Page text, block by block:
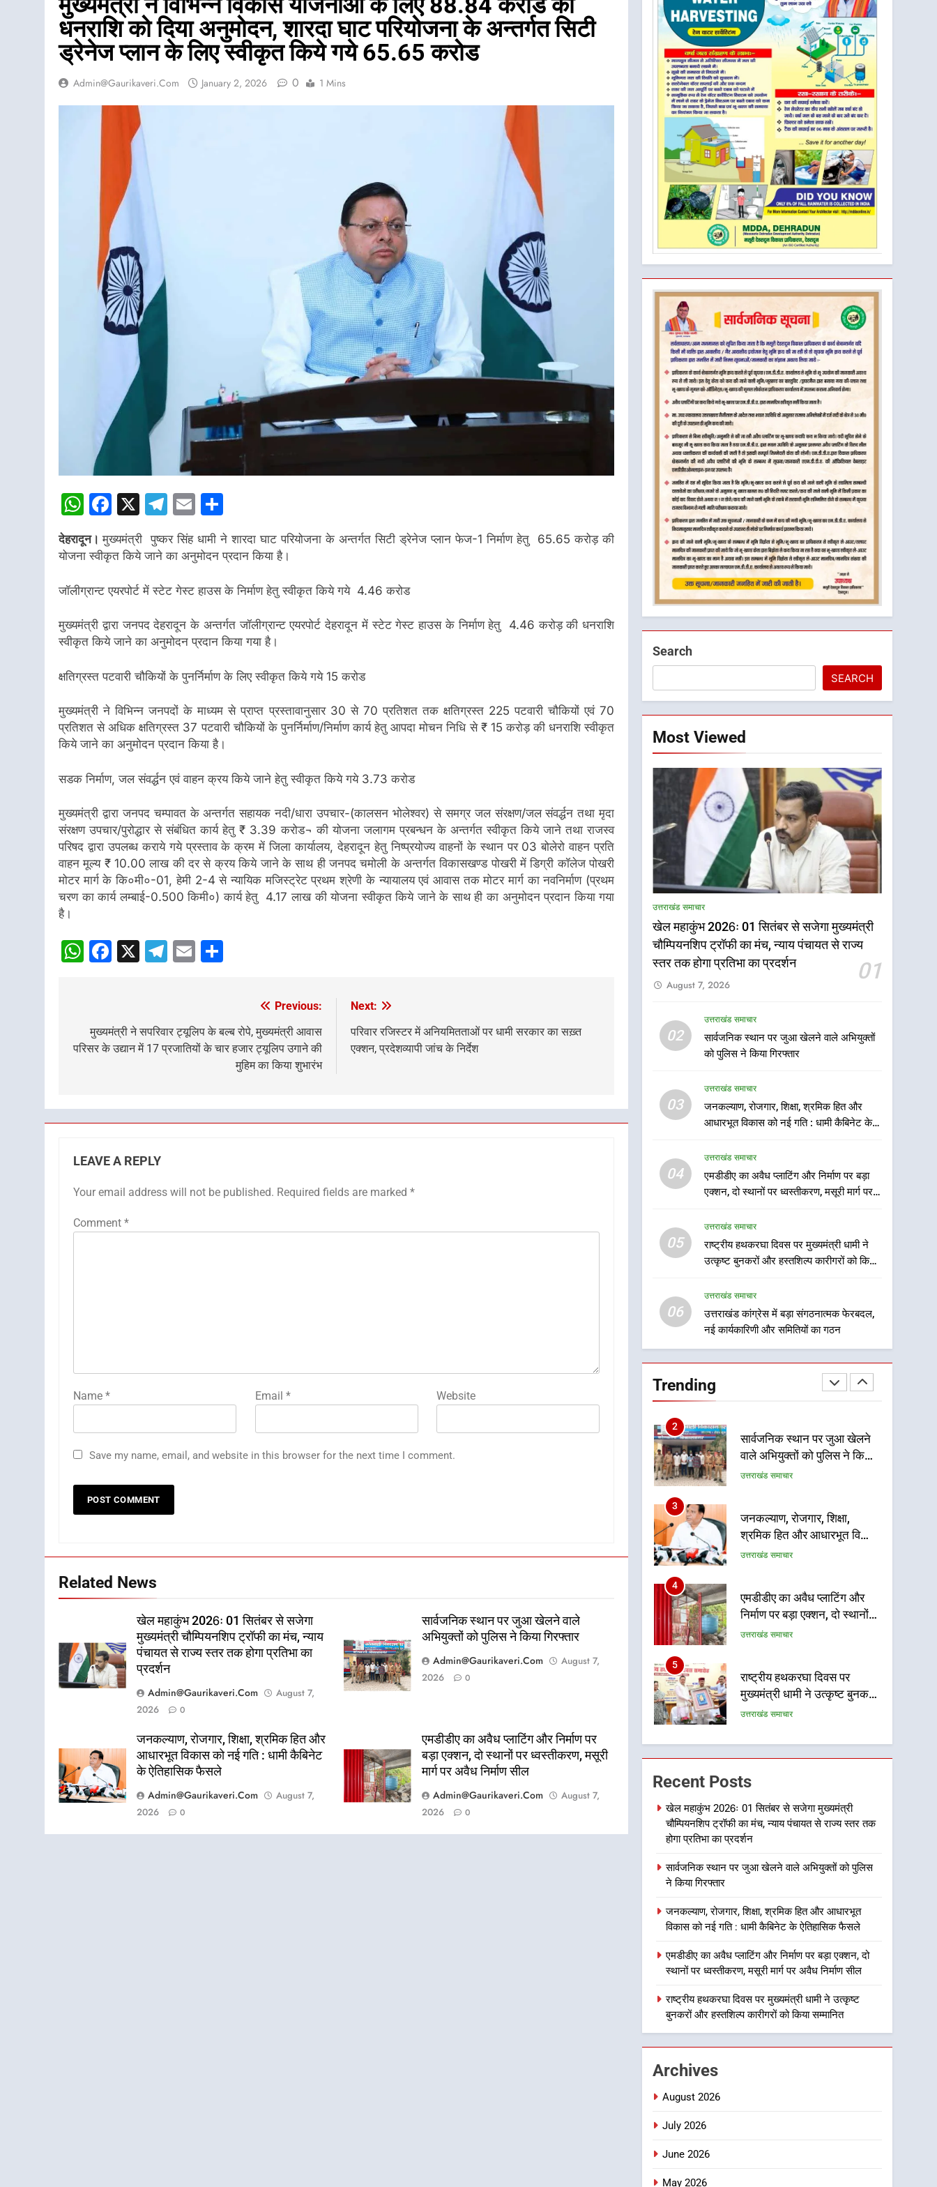
धनराशि को दिया अनुमोदन, शारदा घाट परियोजना के अन्तर्गत सिटी
ड्रेनेज प्लान के लिए स्वीकृत किये गये 65.65 करोड
Admin@gaurikaveri.com January 2, 2026 0 1 Mins
WhatsApp
Facebook
X Telegram
Email
देहरादून।मुख्यमंत्री पुष्कर सिंह धामी ने शारदा घाट परियोजना के अन्तर्गत सिटी ड्रेनेज प्लान फेज-1 निर्माण हेतु 65.65 करोड़ की
योजना स्वीकृत किये जाने का अनुमोदन प्रदान किया है।
जॉलीग्रान्ट एयरपोर्ट में स्टेट गेस्ट हाउस के निर्माण हेतु स्वीकृत किये गये 4.46 करोड
मुख्यमंत्री द्वारा जनपद देहरादून के अन्तर्गत जॉलीग्रान्ट एयरपोर्ट देहरादून में स्टेट गेस्ट हाउस के निर्माण हेतु 4.46 करोड़ की धनराशि
स्वीकृत किये जाने का अनुमोदन प्रदान किया गया है।
क्षतिग्रस्त पटवारी चौकियों के पुनर्निर्माण के लिए स्वीकृत किये गये 15 करोड
मुख्यमंत्री ने विभिन्न जनपदों के माध्यम से प्राप्त प्रस्तावानुसार 30 से 70 प्रतिशत तक क्षतिग्रस्त 225 पटवारी चौकियों एवं 70
प्रतिशत से अधिक क्षतिग्रस्त 37 पटवारी चौकियों के पुनर्निर्माण/निर्माण कार्य हेतु आपदा मोचन निधि से ₹ 15 करोड़ की धनराशि स्वीकृत
किये जाने का अनुमोदन प्रदान किया है।
सडक निर्माण, जल संवर्द्धन एवं वाहन क्रय किये जाने हेतु स्वीकृत किये गये 3.73 करोड
मुख्यमंत्री द्वारा जनपद चम्पावत के अन्तर्गत सहायक नदी/धारा उपचार-(कालसन भोलेश्वर) से समग्र जल संरक्षण/जल संवर्द्धन तथा मृदा
संरक्षण उपचार/पुरोद्धार से संबंधित कार्य हेतु ₹ 3.39 करोड¬ की योजना जलागम प्रबन्धन के अन्तर्गत स्वीकृत किये जाने तथा राजस्व
परिषद द्वारा उपलब्ध कराये गये प्रस्ताव के क्रम में जिला कार्यालय, देहरादून हेतु निष्प्रयोज्य वाहनों के स्थान पर 03 बोलेरो वाहन प्रति
वाहन मूल्य ₹ 10.00 लाख की दर से क्रय किये जाने के साथ ही जनपद चमोली के अन्तर्गत विकासखण्ड पोखरी में डिग्री कॉलेज पोखरी
मोटर मार्ग के कि०मी०-01, हेमी 2-4 से न्यायिक मजिस्ट्रेट प्रथम श्रेणी के न्यायालय एवं आवास तक मोटर मार्ग का नवनिर्माण (प्रथम
चरण का कार्य लम्बाई-0.500 किमी०) कार्य हेतु 4.17 लाख की योजना स्वीकृत किये जाने के साथ ही का अनुमोदन प्रदान किया गया
है।
WhatsApp
Facebook
X Telegram
Email
navigation
Previous:
मुख्यमंत्री ने सपरिवार ट्यूलिप के बल्ब रोपे, मुख्यमंत्री आवास
परिसर के उद्यान में 17 प्रजातियों के चार हजार ट्यूलिप उगाने की
मुहिम का किया शुभारंभ
Next:
परिवार रजिस्टर में अनियमितताओं पर धामी सरकार का सख़्त
एक्शन, प्रदेशव्यापी जांच के निर्देश
LEAVE A REPLY
Your email address will not be published. Required fields are marked *
Comment *
Name * Email * Website
Save my name, email, and website in this browser for the next time I comment.
Related News
खेल महाकुंभ 2026ः 01 सितंबर से सजेगा
मुख्यमंत्री चौम्पियनशिप ट्रॉफी का मंच, न्याय
पंचायत से राज्य स्तर तक होगा प्रतिभा का
प्रदर्शन
Admin@gaurikaveri.com
August 7,
2026
0
सार्वजनिक स्थान पर जुआ खेलने वाले
अभियुक्तों को पुलिस ने किया गिरफ्तार
Admin@gaurikaveri.com
August 7,
2026
0
जनकल्याण, रोजगार, शिक्षा, श्रमिक हित और
आधारभूत विकास को नई गति : धामी कैबिनेट
के ऐतिहासिक फैसले
Admin@gaurikaveri.com
August 7,
2026
0
एमडीडीए का अवैध प्लाटिंग और निर्माण पर
बड़ा एक्शन, दो स्थानों पर ध्वस्तीकरण, मसूरी
मार्ग पर अवैध निर्माण सील
Admin@gaurikaveri.com
August 7,
2026
0
Search
SEARCH
Most Viewed
उत्तराखंड समाचार
खेल महाकुंभ 2026ः 01 सितंबर से सजेगा मुख्यमंत्री
चौम्पियनशिप ट्रॉफी का मंच, न्याय पंचायत से राज्य
स्तर तक होगा प्रतिभा का प्रदर्शन
01
August 7, 2026
02
उत्तराखंड समाचार
सार्वजनिक स्थान पर जुआ खेलने वाले अभियुक्तों
को पुलिस ने किया गिरफ्तार
03
उत्तराखंड समाचार
जनकल्याण, रोजगार, शिक्षा, श्रमिक हित और
आधारभूत विकास को नई गति : धामी कैबिनेट के
04
उत्तराखंड समाचार
एमडीडीए का अवैध प्लाटिंग और निर्माण पर बड़ा
एक्शन, दो स्थानों पर ध्वस्तीकरण, मसूरी मार्ग पर
05
उत्तराखंड समाचार
राष्ट्रीय हथकरघा दिवस पर मुख्यमंत्री धामी ने
उत्कृष्ट बुनकरों और हस्तशिल्प कारीगरों को किया
06
उत्तराखंड समाचार
उत्तराखंड कांग्रेस में बड़ा संगठनात्मक फेरबदल,
नई कार्यकारिणी और समितियों का गठन
Trending
5
राष्ट्रीय हथकरघा दिवस पर
मुख्यमंत्री धामी ने उत्कृष्ट बुनकरों
सम्मानित
6
उत्तराखंड कांग्रेस में बड़ा
कार्यकारिणी और समितियों का
गठन
उत्तराखंड समाचार
7
मुख्यमंत्री धामी बोले- युवाओं को
हजारों पदों पर की जाएगी भर्ती
उत्तराखंड समाचार
से जुड़ी 12 किमी ग्रीनफील्ड
बाईपास परियोजना का डीएम ने
किया निरीक्षण; समयबद्ध एवं
गुणवत्तापूर्ण निर्माण सुनिश्चित करने
के निर्देश, सुरक्षा मानकों से कोई
उत्तराखंड समाचार
1
खेल महाकुंभ 2026ः 01 सितंबर
से सजेगा मुख्यमंत्री चौम्पियनशिप
ट्रॉफी का मंच, न्याय पंचायत से
2
सार्वजनिक स्थान पर जुआ खेलने
वाले अभियुक्तों को पुलिस ने किया
गिरफ्तार
उत्तराखंड समाचार
3
जनकल्याण, रोजगार, शिक्षा,
श्रमिक हित और आधारभूत विकास
को नई गति : धामी कैबिनेट के
उत्तराखंड समाचार
4
एमडीडीए का अवैध प्लाटिंग और
निर्माण पर बड़ा एक्शन, दो स्थानों
पर ध्वस्तीकरण, मसूरी मार्ग पर
उत्तराखंड समाचार
5
राष्ट्रीय हथकरघा दिवस पर
मुख्यमंत्री धामी ने उत्कृष्ट बुनकरों
और हस्तशिल्प कारीगरों को किया
उत्तराखंड समाचार
6
उत्तराखंड कांग्रेस में बड़ा
संगठनात्मक फेरबदल, नई
कार्यकारिणी और समितियों का
गठन
7
मुख्यमंत्री धामी बोले- युवाओं को
प्राथमिकता, आने वाले महीनों में
उत्तराखंड समाचार
दिल्ली-देहरादून आर्थिक कॉरिडोर
से जुड़ी 12 किमी ग्रीनफील्ड
बाईपास परियोजना का डीएम ने
किया निरीक्षण; समयबद्ध एवं
के निर्देश, सुरक्षा मानकों से कोई
समझौता नहींः डीएम
उत्तराखंड समाचार
खेल महाकुंभ 2026ः 01 सितंबर
से सजेगा मुख्यमंत्री चौम्पियनशिप
राज्य स्तर तक होगा प्रतिभा का
उत्तराखंड समाचार
Recent Posts
खेल महाकुंभ 2026ः 01 सितंबर से सजेगा मुख्यमंत्री
चौम्पियनशिप ट्रॉफी का मंच, न्याय पंचायत से राज्य स्तर तक
होगा प्रतिभा का प्रदर्शन
सार्वजनिक स्थान पर जुआ खेलने वाले अभियुक्तों को पुलिस
ने किया गिरफ्तार
जनकल्याण, रोजगार, शिक्षा, श्रमिक हित और आधारभूत
विकास को नई गति : धामी कैबिनेट के ऐतिहासिक फैसले
एमडीडीए का अवैध प्लाटिंग और निर्माण पर बड़ा एक्शन, दो
स्थानों पर ध्वस्तीकरण, मसूरी मार्ग पर अवैध निर्माण सील
राष्ट्रीय हथकरघा दिवस पर मुख्यमंत्री धामी ने उत्कृष्ट
बुनकरों और हस्तशिल्प कारीगरों को किया सम्मानित
Archives
August 2026
July 2026
June 2026
May 2026